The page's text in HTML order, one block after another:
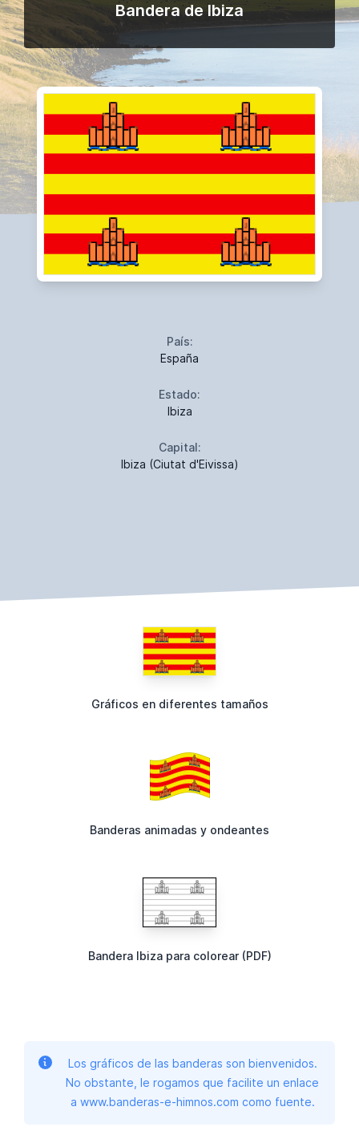
Bandera de Ibiza
País:
España
Estado:
Ibiza
Capital:
Ibiza (Ciutat d'Eivissa)
Gráficos en diferentes tamaños
Banderas animadas y ondeantes
Bandera Ibiza para colorear (PDF)
Los gráficos de las banderas son bienvenidos.
No obstante, le rogamos que facilite un enlace
a www.banderas-e-himnos.com como fuente.